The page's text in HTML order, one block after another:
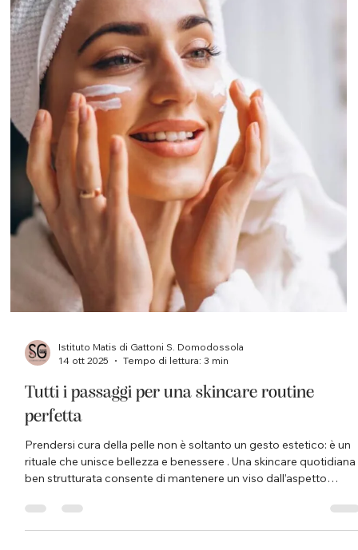
Laminazione ciglia: prezzo, durata e cosa
aspettarsi dal trattamento
Svegliare lo sguardo senza mascara, senza piegaciglia e senza
prodotti aggiuntivi è il sogno di molte persone. La laminazione
ciglia permette esattamente questo: ciglia naturalmente curve,
più forti e definite, con un risultato che valorizza lo sguardo
l’applicazione di extension artificiali. Si tratta infatti di un
trattamento estetico rigenerante , che lavora sulle ciglia naturali
migliorandone curvatura, qualità e struttura. Ma quanto costa
realmente la laminazione